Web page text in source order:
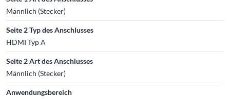
Männlich (Stecker)
Seite 2 Typ des Anschlusses
HDMI Typ A
Seite 2 Art des Anschlusses
Männlich (Stecker)
Anwendungsbereich